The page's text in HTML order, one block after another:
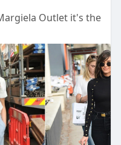
Outlet it's the